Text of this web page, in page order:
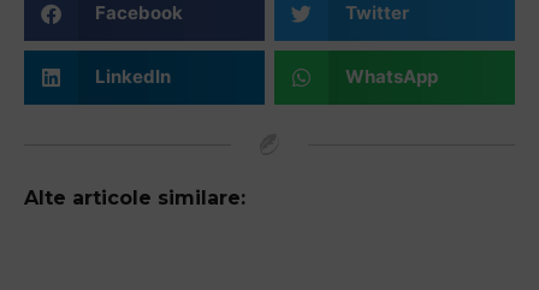
Facebook Twitter
LinkedIn WhatsApp
Alte articole similare: